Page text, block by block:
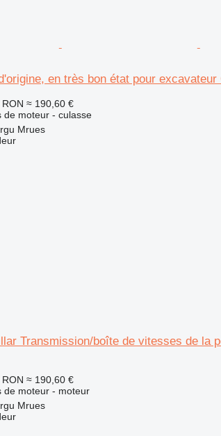
en très bon état pour excavateur
≈ 190,60 €
de moteur - culasse
Mrues
Transmission/boîte de vitesses de la
≈ 190,60 €
de moteur - moteur
Mrues